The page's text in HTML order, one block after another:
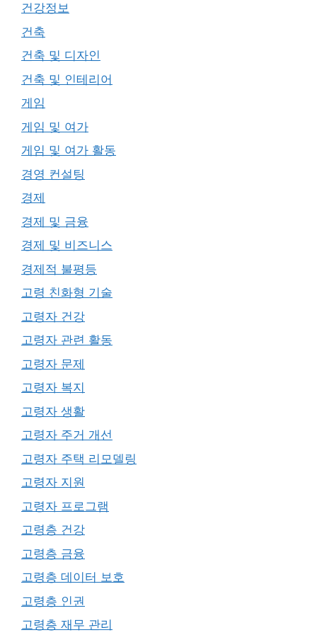
건강정보
건축
건축 및 디자인
건축 및 인테리어
게임
게임 및 여가
게임 및 여가 활동
경영 컨설팅
경제
경제 및 금융
경제 및 비즈니스
경제적 불평등
고령 친화형 기술
고령자 건강
고령자 관련 활동
고령자 문제
고령자 복지
고령자 생활
고령자 주거 개선
고령자 주택 리모델링
고령자 지원
고령자 프로그램
고령층 건강
고령층 금융
고령층 데이터 보호
고령층 인권
고령층 재무 관리